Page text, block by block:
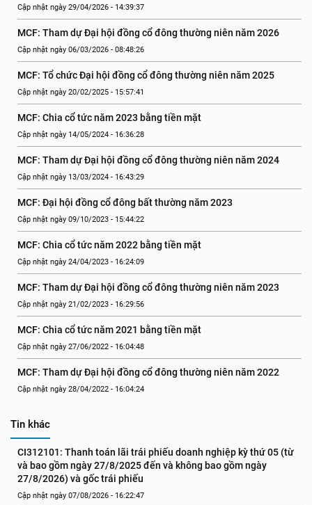
Cập nhật ngày 29/04/2026 - 14:39:37
MCF: Tham dự Đại hội đồng cổ đông thường niên năm 2026
Cập nhật ngày 06/03/2026 - 08:48:26
MCF: Tổ chức Đại hội đồng cổ đông thường niên năm 2025
Cập nhật ngày 20/02/2025 - 15:57:41
MCF: Chia cổ tức năm 2023 bằng tiền mặt
Cập nhật ngày 14/05/2024 - 16:36:28
MCF: Tham dự Đại hội đồng cổ đông thường niên năm 2024
Cập nhật ngày 13/03/2024 - 16:43:29
MCF: Đại hội đồng cổ đông bất thường năm 2023
Cập nhật ngày 09/10/2023 - 15:44:22
MCF: Chia cổ tức năm 2022 bằng tiền mặt
Cập nhật ngày 24/04/2023 - 16:24:09
MCF: Tham dự Đại hội đồng cổ đông thường niên năm 2023
Cập nhật ngày 21/02/2023 - 16:29:56
MCF: Chia cổ tức năm 2021 bằng tiền mặt
Cập nhật ngày 27/06/2022 - 16:04:48
MCF: Tham dự Đại hội đồng cổ đông thường niên năm 2022
Cập nhật ngày 28/04/2022 - 16:04:24
Tin khác
CI312101: Thanh toán lãi trái phiếu doanh nghiệp kỳ thứ 05 (từ
và bao gồm ngày 27/8/2025 đến và không bao gồm ngày
27/8/2026) và gốc trái phiếu
Cập nhật ngày 07/08/2026 - 16:22:47